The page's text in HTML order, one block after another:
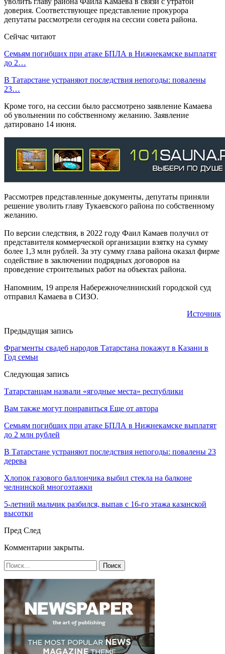
доверия. Соответствующее представление прокурора
депутаты рассмотрели сегодня на сессии совета района.
Сейчас читают
Семьям погибших при атаке БПЛА в Нижнекамске выплатят
до 2…
В Татарстане устраняют последствия непогоды: повалены
23…
Кроме того, на сессии было рассмотрено заявление Камаева
об увольнении по собственному желанию. Заявление
датировано 14 июня.
Рассмотрев представленные документы, депутаты приняли
решение уволить главу Тукаевского района по собственному
желанию.
По версии следствия, в 2022 году Фаил Камаев получил от
представителя коммерческой организации взятку на сумму
более 1,3 млн рублей. За эту сумму глава района оказал фирме
содействие в заключении подрядных договоров на
проведение строительных работ на объектах района.
Напомним, 19 апреля Набережночелнинский городской суд
отправил Камаева в СИЗО.
Источник
Предыдущая запись
Фрагменты свадеб народов Татарстана покажут в Казани в
Год семьи
Следующая запись
Татарстанцам назвали «ягодные места» республики
Вам также могут понравиться Еще от автора
Семьям погибших при атаке БПЛА в Нижнекамске выплатят
до 2 млн рублей
В Татарстане устраняют последствия непогоды: повалены 23
дерева
Хлопок газового баллончика выбил стекла на балконе
челнинской многоэтажки
5-летний мальчик разбился, выпав с 16-го этажа казанской
высотки
Пред След
Комментарии закрыты.